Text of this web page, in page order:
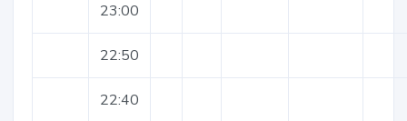
23:00
22:50
22:40